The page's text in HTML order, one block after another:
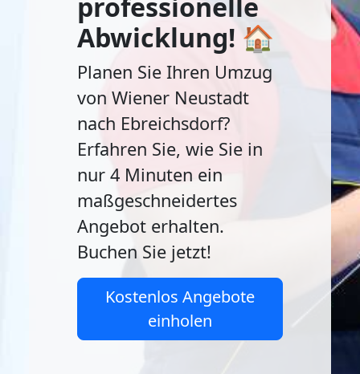
Abwicklung! 🏠
Planen Sie Ihren Umzug
von Wiener Neustadt
nach Ebreichsdorf?
Erfahren Sie, wie Sie in
nur 4 Minuten ein
maßgeschneidertes
Angebot erhalten.
Buchen Sie jetzt!
Kostenlos Angebote
einholen